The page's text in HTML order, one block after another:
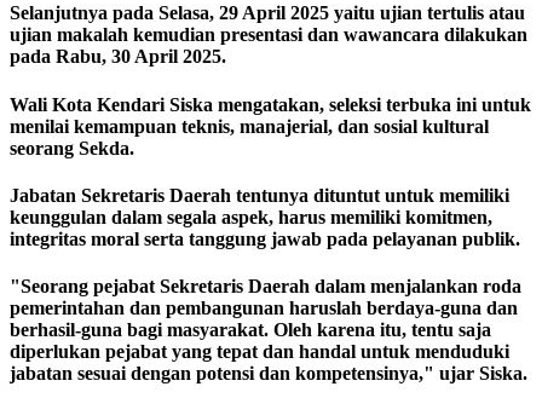
Selanjutnya pada Selasa, 29 April 2025 yaitu ujian tertulis atau
ujian makalah kemudian presentasi dan wawancara dilakukan
pada Rabu, 30 April 2025.
Wali Kota Kendari Siska mengatakan, seleksi terbuka ini untuk
menilai kemampuan teknis, manajerial, dan sosial kultural
seorang Sekda.
Jabatan Sekretaris Daerah tentunya dituntut untuk memiliki
keunggulan dalam segala aspek, harus memiliki komitmen,
integritas moral serta tanggung jawab pada pelayanan publik.
"Seorang pejabat Sekretaris Daerah dalam menjalankan roda
pemerintahan dan pembangunan haruslah berdaya-guna dan
berhasil-guna bagi masyarakat. Oleh karena itu, tentu saja
diperlukan pejabat yang tepat dan handal untuk menduduki
jabatan sesuai dengan potensi dan kompetensinya," ujar Siska.